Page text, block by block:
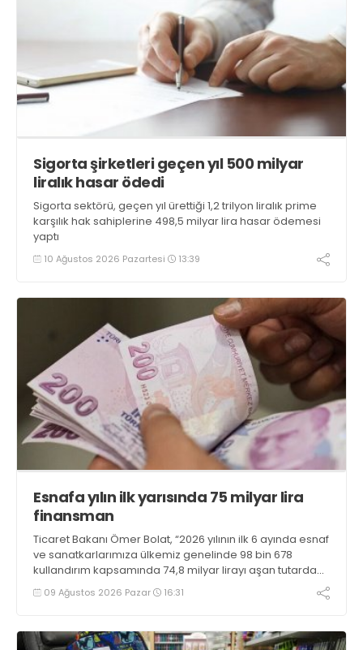
Sigorta şirketleri geçen yıl 500 milyar
liralık hasar ödedi
Sigorta sektörü, geçen yıl ürettiği 1,2 trilyon liralık prime
karşılık hak sahiplerine 498,5 milyar lira hasar ödemesi
yaptı
10 Ağustos 2026 Pazartesi 13:39
Esnafa yılın ilk yarısında 75 milyar lira
finansman
Ticaret Bakanı Ömer Bolat, “2026 yılının ilk 6 ayında esnaf
ve sanatkarlarımıza ülkemiz genelinde 98 bin 678
kullandırım kapsamında 74,8 milyar lirayı aşan tutarda
uygun geri ödeme koşullu finansman sağlanmıştır”
bilgisini verdi
09 Ağustos 2026 Pazar 16:31